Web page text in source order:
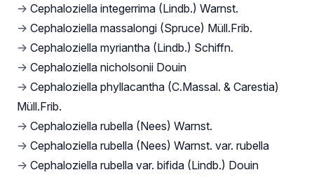
→ Cephaloziella integerrima (Lindb.) Warnst.
→ Cephaloziella massalongi (Spruce) Müll.Frib.
→ Cephaloziella myriantha (Lindb.) Schiffn.
→ Cephaloziella nicholsonii Douin
→ Cephaloziella phyllacantha (C.Massal. & Carestia)
Müll.Frib.
→ Cephaloziella rubella (Nees) Warnst.
→ Cephaloziella rubella (Nees) Warnst. var. rubella
→ Cephaloziella rubella var. bifida (Lindb.) Douin